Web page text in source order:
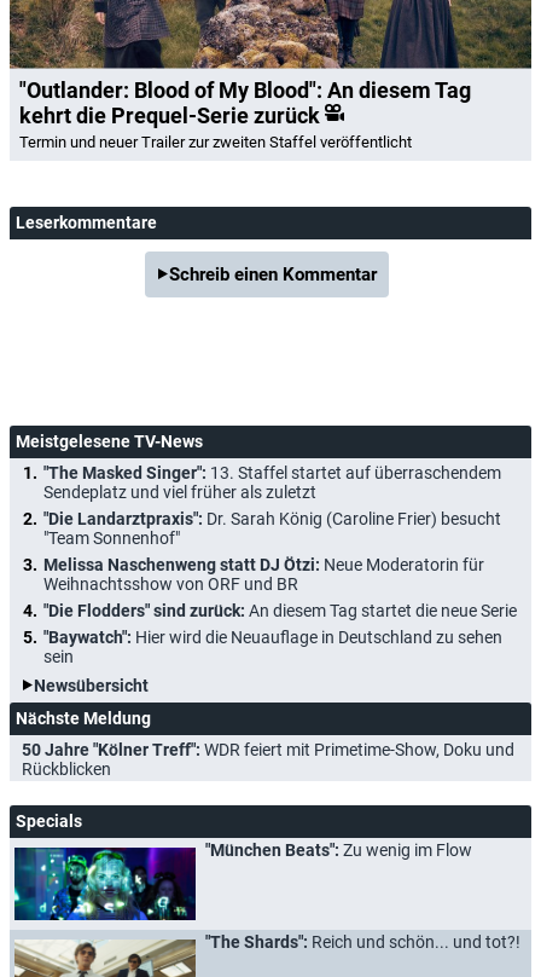
"Outlander: Blood of My Blood": An diesem Tag
kehrt die Prequel-Serie zurück
Termin und neuer Trailer zur zweiten Staffel veröffentlicht
Leserkommentare
Schreib einen Kommentar
Meistgelesene TV-News
"The Masked Singer": 13. Staffel startet auf überraschendem
Sendeplatz und viel früher als zuletzt
"Die Landarztpraxis": Dr. Sarah König (Caroline Frier) besucht
"Team Sonnenhof"
Melissa Naschenweng statt DJ Ötzi: Neue Moderatorin für
Weihnachtsshow von ORF und BR
"Die Flodders" sind zurück: An diesem Tag startet die neue Serie
"Baywatch": Hier wird die Neuauflage in Deutschland zu sehen
sein
Newsübersicht
Nächste Meldung
50 Jahre "Kölner Treff": WDR feiert mit Primetime-Show, Doku und
Rückblicken
Specials
"München Beats": Zu wenig im Flow
"The Shards": Reich und schön... und tot?!